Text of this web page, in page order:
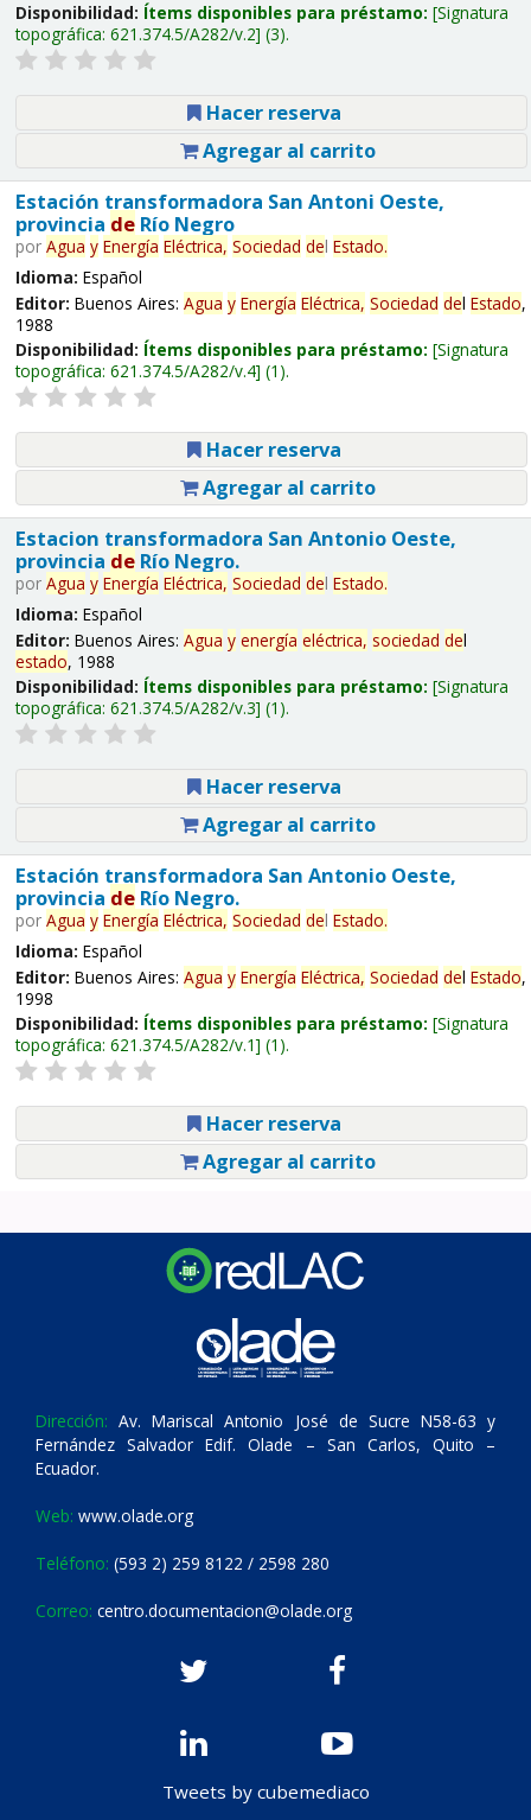
Disponibilidad: Ítems disponibles para préstamo: Signatura
topográfica: 621.374.5/A282/v.2 (3).
Hacer reserva
Agregar al carrito
Estación transformadora San Antoni Oeste,
provincia deRío Negro
por Agua y Energía Eléctrica, Sociedad del Estado.
Idioma: Español
Editor: Buenos Aires: Agua y Energía Eléctrica, Sociedad del Estado,
1988
Disponibilidad: Ítems disponibles para préstamo: Signatura
topográfica: 621.374.5/A282/v.4 (1).
Hacer reserva
Agregar al carrito
Estacion transformadora San Antonio Oeste,
provincia deRío Negro.
por Agua y Energía Eléctrica, Sociedad del Estado.
Idioma: Español
Editor: Buenos Aires: Agua y energía eléctrica, sociedad del
estado, 1988
Disponibilidad: Ítems disponibles para préstamo: Signatura
topográfica: 621.374.5/A282/v.3 (1).
Hacer reserva
Agregar al carrito
Estación transformadora San Antonio Oeste,
provincia deRío Negro.
por Agua y Energía Eléctrica, Sociedad del Estado.
Idioma: Español
Editor: Buenos Aires: Agua y Energía Eléctrica, Sociedad del Estado,
1998
Disponibilidad: Ítems disponibles para préstamo: Signatura
topográfica: 621.374.5/A282/v.1 (1).
Hacer reserva
Agregar al carrito
Dirección: Av. Mariscal Antonio José de Sucre N58-63 y
Fernández Salvador Edif. Olade – San Carlos, Quito –
Ecuador.
Web: www.olade.org
Teléfono: (593 2) 259 8122 / 2598 280
Correo: centro.documentacion@olade.org
Tweets by cubemediaco